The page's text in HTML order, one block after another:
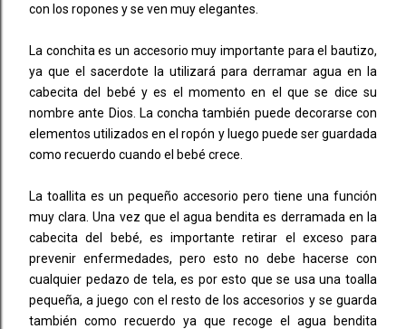
con los ropones y se ven muy elegantes.
La conchita es un accesorio muy importante para el bautizo,
ya que el sacerdote la utilizará para derramar agua en la
cabecita del bebé y es el momento en el que se dice su
nombre ante Dios. La concha también puede decorarse con
elementos utilizados en el ropón y luego puede ser guardada
como recuerdo cuando el bebé crece.
La toallita es un pequeño accesorio pero tiene una función
muy clara. Una vez que el agua bendita es derramada en la
cabecita del bebé, es importante retirar el exceso para
prevenir enfermedades, pero esto no debe hacerse con
cualquier pedazo de tela, es por esto que se usa una toalla
pequeña, a juego con el resto de los accesorios y se guarda
también como recuerdo ya que recoge el agua bendita